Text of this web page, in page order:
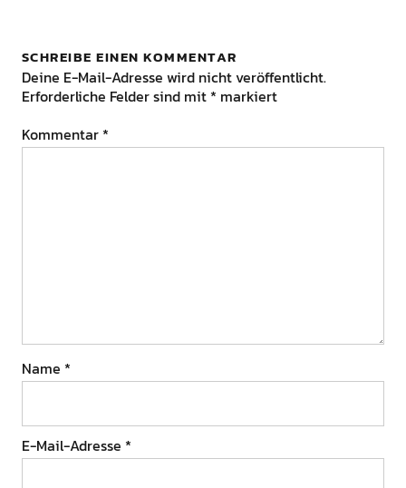
SCHREIBE EINEN KOMMENTAR
Deine E-Mail-Adresse wird nicht veröffentlicht.
Erforderliche Felder sind mit * markiert
Kommentar *
Name *
E-Mail-Adresse *